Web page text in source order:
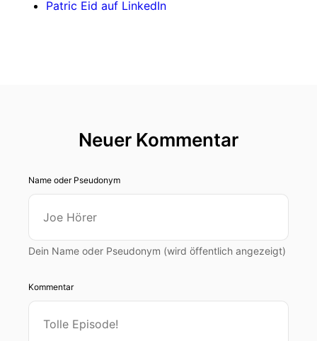
Patric Eid auf LinkedIn
Neuer Kommentar
Name oder Pseudonym
Dein Name oder Pseudonym (wird öffentlich angezeigt)
Kommentar